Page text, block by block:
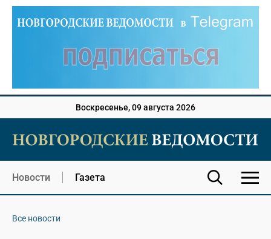
Воскресенье, 09 августа 2026
Новости Газета
Все новости